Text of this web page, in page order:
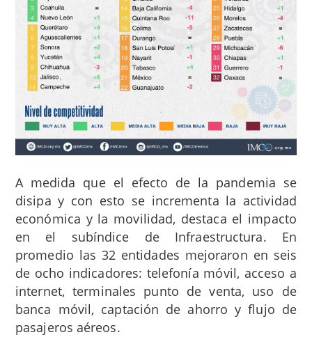
A medida que el efecto de la pandemia se
disipa y con esto se incrementa la actividad
económica y la movilidad, destaca el impacto
en el subíndice de Infraestructura. En
promedio las 32 entidades mejoraron en seis
de ocho indicadores: telefonía móvil, acceso a
internet, terminales punto de venta, uso de
banca móvil, captación de ahorro y flujo de
pasajeros aéreos.